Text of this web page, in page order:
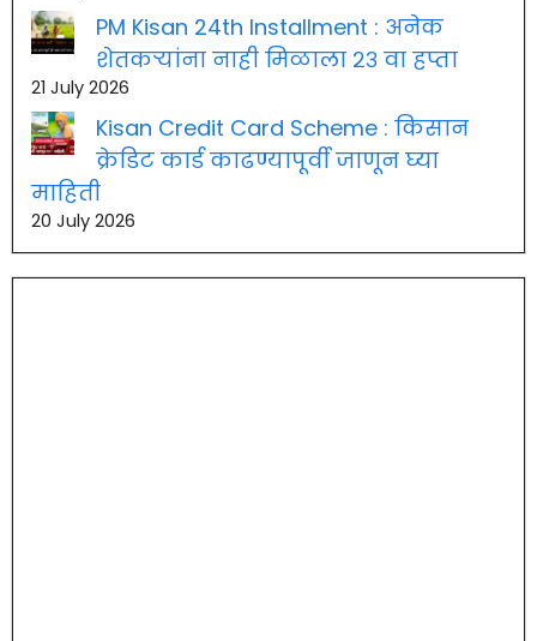
PM Kisan 24th Installment : अनेक
शेतकऱ्यांना नाही मिळाला २३ वा हप्ता
21 July 2026
Kisan Credit Card Scheme : किसान
क्रेडिट कार्ड काढण्यापूर्वी जाणून घ्या
माहिती
20 July 2026